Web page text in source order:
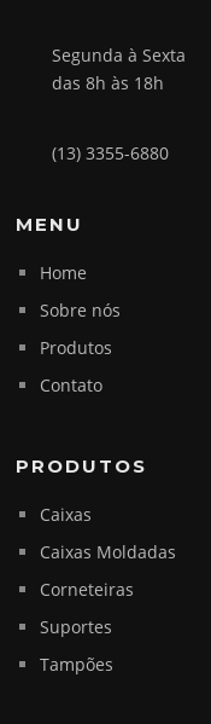
Segunda à Sexta
das 8h às 18h
(13) 3355-6880
MENU
Home
Sobre nós
Produtos
Contato
PRODUTOS
Caixas
Caixas Moldadas
Corneteiras
Suportes
Tampões